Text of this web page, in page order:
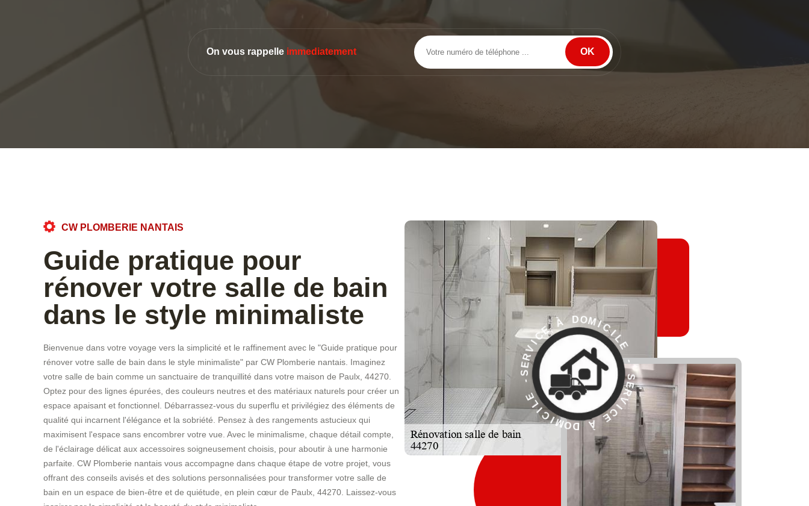
On vous rappelle immediatement
CW PLOMBERIE NANTAIS
Guide pratique pour
rénover votre salle de bain
dans le style minimaliste
Bienvenue dans votre voyage vers la simplicité et le raffinement avec le "Guide pratique pour
rénover votre salle de bain dans le style minimaliste" par CW Plomberie nantais. Imaginez
votre salle de bain comme un sanctuaire de tranquillité dans votre maison de Paulx, 44270.
Optez pour des lignes épurées, des couleurs neutres et des matériaux naturels pour créer un
espace apaisant et fonctionnel. Débarrassez-vous du superflu et privilégiez des éléments de
qualité qui incarnent l'élégance et la sobriété. Pensez à des rangements astucieux qui
maximisent l'espace sans encombrer votre vue. Avec le minimalisme, chaque détail compte,
de l'éclairage délicat aux accessoires soigneusement choisis, pour aboutir à une harmonie
parfaite. CW Plomberie nantais vous accompagne dans chaque étape de votre projet, vous
offrant des conseils avisés et des solutions personnalisées pour transformer votre salle de
bain en un espace de bien-être et de quiétude, en plein cœur de Paulx, 44270. Laissez-vous
S
E
R
V
C
E
À
DOMIC LE -
S
E
R
V
I
C
E
À
D
O
M
I
C
I
L
E
-